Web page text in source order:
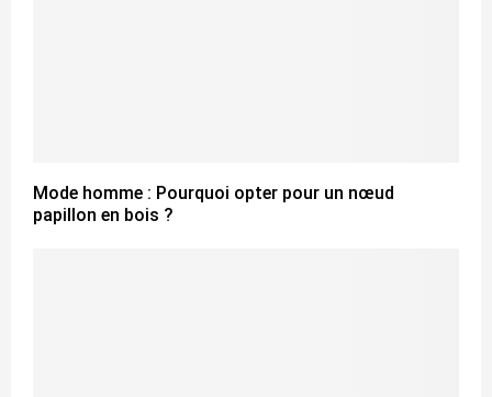
Mode homme : Pourquoi opter pour un nœud
papillon en bois ?